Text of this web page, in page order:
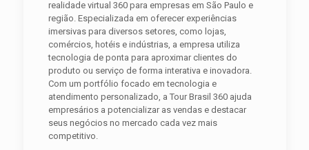
realidade virtual 360 para empresas em São Paulo e
região. Especializada em oferecer experiências
imersivas para diversos setores, como lojas,
comércios, hotéis e indústrias, a empresa utiliza
tecnologia de ponta para aproximar clientes do
produto ou serviço de forma interativa e inovadora.
Com um portfólio focado em tecnologia e
atendimento personalizado, a Tour Brasil 360 ajuda
empresários a potencializar as vendas e destacar
seus negócios no mercado cada vez mais
competitivo.